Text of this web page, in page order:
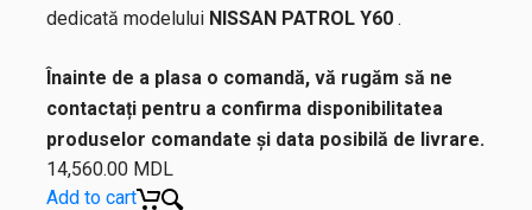
dedicată modelului NISSAN PATROL Y60 .
Înainte de a plasa o comandă, vă rugăm să ne
contactați pentru a confirma disponibilitatea
produselor comandate și data posibilă de livrare.
14,560.00 MDL
Add to cart